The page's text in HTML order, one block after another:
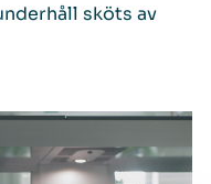
sköts av